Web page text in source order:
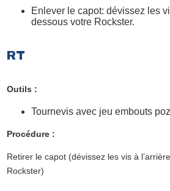
Enlever le capot: dévissez les
dessous votre Rockster.
RT
Outils :
Tournevis avec jeu embouts
Procédure :
Retirer le capot (dévissez les vis à
Rockster)